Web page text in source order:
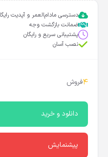
دسترسی مادام‌العمر و آپدیت رایگان
ضمانت بازگشت وجه
پشتیبانی سریع و رایگان
دانلود و خرید